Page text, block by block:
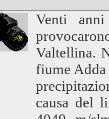
Venti
Valtellina.
fiume
causa del